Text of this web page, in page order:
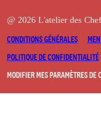
@ 2026 L'atelier des
CONDITIONS GÉNÉRALES
POLITIQUE DE CONFIDENTIALITÉ
MODIFIER MES PARAMÈTRES DE